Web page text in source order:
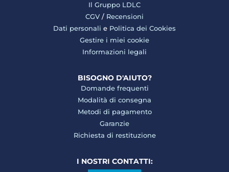
Il Gruppo LDLC
CGV / Recensioni
Dati personali e Politica dei Cookies
Gestire i miei cookie
Informazioni legali
BISOGNO D'AIUTO?
Domande frequenti
Modalità di consegna
Metodi di pagamento
Garanzie
Richiesta di restituzione
I NOSTRI CONTATTI: